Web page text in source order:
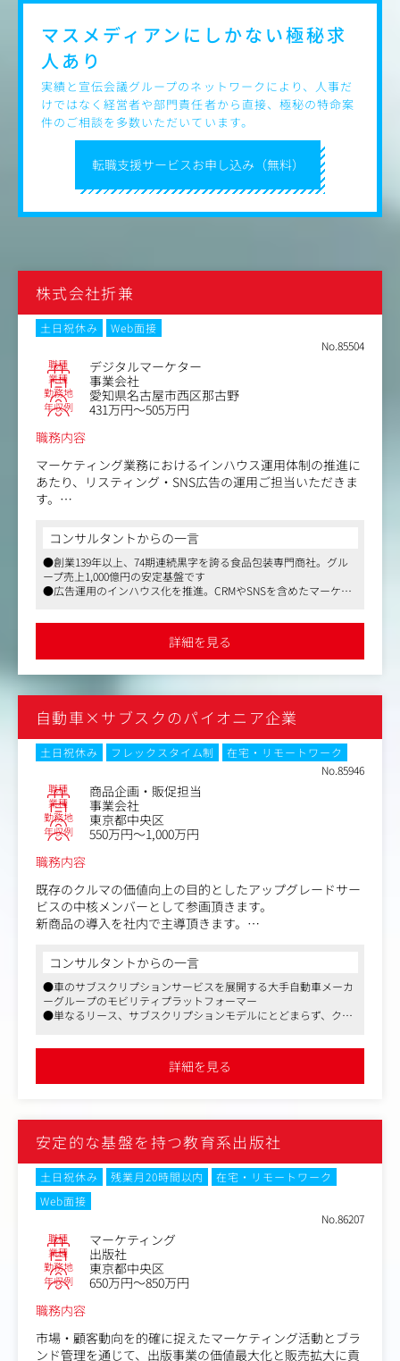
推進するポジションです。
転職支援サービスお申し込み（無料）
マスメディアンにしかない極秘求
人あり
実績と宣伝会議グループのネットワークにより、人事だ
けではなく経営者や部門責任者から直接、極秘の特命案
件のご相談を多数いただいています。
株式会社折兼
土日祝休み
Web面接
No.85504
職種 デジタルマーケター
業種 事業会社
勤務地 愛知県名古屋市西区那古野
年収例
431万円～505万円
職務内容
マーケティング業務におけるインハウス運用体制の推進に
あたり、リスティング・SNS広告の運用ご担当いただきま
す。
当いただく予定です。
■ 業務内容
メイン業務：広告運用（インハウス推進）
● リスティング広告・SNS広告のインハウス運用
● 戦略立案からPDCAサイクルまで自走できる体制構築
● 離脱防止・再購入促進施策の企画・実行
既存業務②：SNS運用
● アカウント戦略設計～日々の運用まで一貫担当
● KPI設計（フォロワー数・エンゲージメント・CV）と進
捗管理
● 広告連携・UGC活用・キャンペーン企画の実施
横断支援：データ活用
● 広告・CRM・SNSを横断した統合データ分析
● CPA・LTV・売上などの主要KPI改善に向けた施策推進
● データドリブンなPDCAの推進・レポーティング
コンサルタントからの一言
●創業139年以上、74期連続黒字を誇る食品包装専門商社。グル
ープ売上1,000億円の安定基盤です
●広告運用のインハウス化を推進。CRMやSNSを含めたマーケテ
ャットダウンされる働きやすい環境です
詳細を見る
自動車×サブスクのパイオニア企業
土日祝休み フレックスタイム制
在宅・リモートワーク
No.85946
職種 商品企画・販促担当
業種 事業会社
勤務地 東京都中央区
年収例
550万円～1,000万円
職務内容
既存のクルマの価値向上の目的としたアップグレードサー
ビスの中核メンバーとして参画頂きます。
新商品の導入を社内で主導頂きます。
会社を主導頂きます。
コンサルタントからの一言
●車のサブスクリプションサービスを展開する大手自動車メーカ
ーグループのモビリティプラットフォーマー
●単なるリース、サブスクリプションモデルにとどまらず、クル
●マスメディアンからの紹介実績あり
詳細を見る
安定的な基盤を持つ教育系出版社
土日祝休み 残業月20時間以内
在宅・リモートワーク
Web面接
No.86207
職種 マーケティング
業種 出版社
勤務地 東京都中央区
年収例
650万円～850万円
職務内容
市場・顧客動向を的確に捉えたマーケティング活動とブラ
ンド管理を通じて、出版事業の価値最大化と販売拡大に貢